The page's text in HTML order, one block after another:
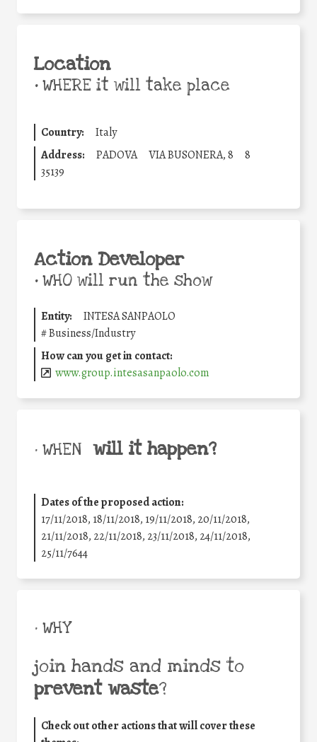
Location
•WHERE it will take place
Country:
Italy
Address:
PADOVA VIA BUSONERA, 8
8
35139
Action Developer
•WHO will run the show
Entity:
INTESA SANPAOLO
#Business/Industry
How can you get in contact:
www.group.intesasanpaolo.com
• WHEN will it happen?
Dates of the proposed action:
17/11/2018, 18/11/2018, 19/11/2018, 20/11/2018,
21/11/2018, 22/11/2018, 23/11/2018, 24/11/2018,
25/11/7644
• WHY
join hands and minds to
prevent waste?
Check out other actions that will cover these